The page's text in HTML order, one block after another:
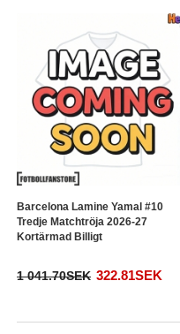
Barcelona Lamine Yamal #10
Tredje Matchtröja 2026-27
Kortärmad Billigt
1 041.70SEK 322.81SEK